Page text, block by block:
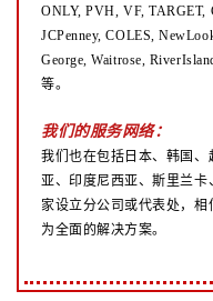
ONLY, PVH, VF,
JCPenney, COLES,
George, Waitrose,
等。
我们的服务网络：
我们也在包括日本、韩国
亚、印度尼西亚、斯里兰卡
家设立分公司或代表处，
为全面的解决方案。